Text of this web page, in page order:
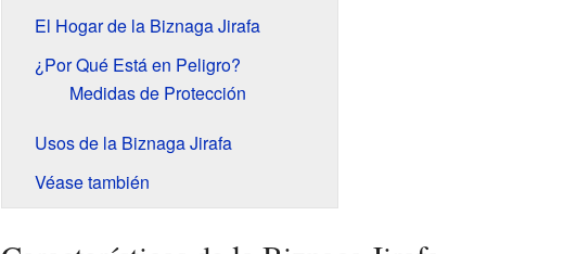
El Hogar de la Biznaga Jirafa
¿Por Qué Está en Peligro?
Medidas de Protección
Usos de la Biznaga Jirafa
Véase también